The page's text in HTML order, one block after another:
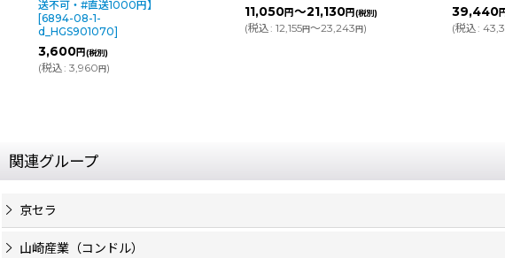
11,050 ～21,130
(税込: 12,155
39,440円(税別)
(税込: 43,384円) (
関連グループ
京セラ
山崎産業（コンドル）